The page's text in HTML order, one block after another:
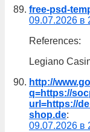
free-psd-
09.07.2026 в
References:
Legiano
http://
q=https://
url=https://
shop.de:
09.07.2026 в